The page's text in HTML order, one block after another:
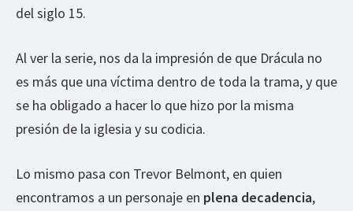
del siglo 15.
Al ver la serie, nos da la impresión de que Drácula no
es más que una víctima dentro de toda la trama, y que
se ha obligado a hacer lo que hizo por la misma
presión de la iglesia y su codicia.
Lo mismo pasa con Trevor Belmont, en quien
encontramos a un personaje en plena decadencia,